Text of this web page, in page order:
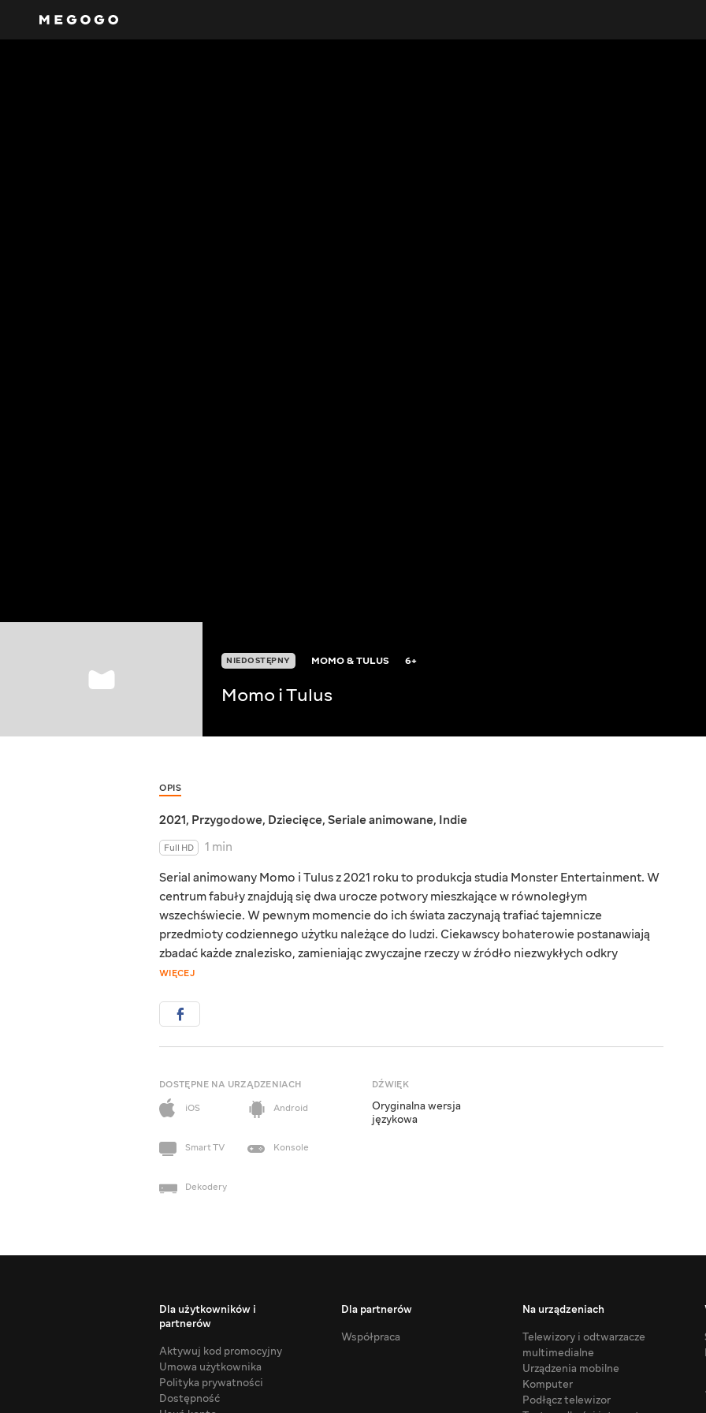
NIEDOSTĘPNY MOMO & TULUS 6+
Momo i Tulus
OPIS
2021, Przygodowe, Dziecięce, Seriale animowane, Indie
Full HD
1 min
Serial animowany Momo i Tulus z 2021 roku to produkcja studia Monster Entertainment. W
centrum fabuły znajdują się dwa urocze potwory mieszkające w równoległym
wszechświecie. W pewnym momencie do ich świata zaczynają trafiać tajemnicze
przedmioty codziennego użytku należące do ludzi. Ciekawscy bohaterowie postanawiają
zbadać każde znalezisko, zamieniając zwyczajne rzeczy w źródło niezwykłych odkry
WIĘCEJ
DOSTĘPNE NA URZĄDZENIACH
iOS
Android
Smart TV Konsole
Dekodery
DŹWIĘK
Oryginalna wersja
językowa
Dla użytkowników i
partnerów
Aktywuj kod promocyjny
Umowa użytkownika
Polityka prywatności
Dostępność
Dla partnerów
Współpraca
Na urządzeniach
Telewizory i odtwarzacze
multimedialne
Urządzenia mobilne
Komputer
Podłącz telewizor